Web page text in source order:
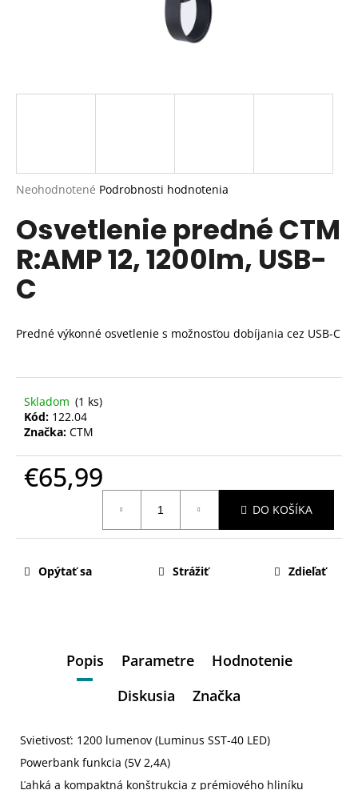
Priemerné
produktu
je
0,0
5
hviezdičiek.
Neohodnotené Podrobnosti hodnotenia
Osvetlenie predné CTM
R:AMP 12, 1200lm, USB-
C
Predné výkonné osvetlenie s možnosťou dobíjania cez USB-C
Skladom (1 ks)
Kód: 122.04
Značka: CTM
€65,99
DO KOŠÍKA
Opýtať sa Strážiť Zdieľať
Popis Parametre
Hodnotenie
Diskusia
Značka
Svietivosť: 1200 lumenov (Luminus SST-40 LED)
Powerbank funkcia (5V 2,4A)
Ľahká a kompaktná konštrukcia z prémiového hliníku